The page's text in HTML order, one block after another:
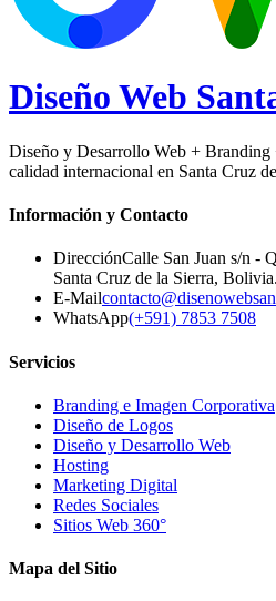
Diseño Web
Diseño y Desarrollo Web +
calidad internacional en Santa Cruz
Información y Contacto
DirecciónCalle San Juan s/n -
Santa Cruz de la Sierra, Bolivia.
E-Mail
WhatsApp(+591) 7853 7508
Servicios
Branding e Imagen Corporativa
Diseño de Logos
Diseño y Desarrollo Web
Hosting
Marketing Digital
Redes Sociales
Sitios Web 360°
Mapa del Sitio